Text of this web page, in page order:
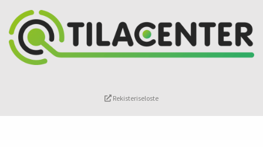
Rekisteriseloste